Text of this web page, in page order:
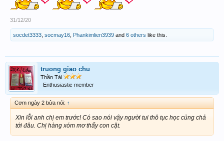
31/12/20
socdet3333 socmay16 Phankimlien3939 and 6 others like this.
truong giao chu
Thần Tài
Enthusiastic member
Cơm ngày 2 bửa nói: ↑
Xin lỗi anh chị em trước! Có sao nói vậy người tui thô tục học củng chả
tới đâu. Chị hàng xóm mơ thấy con cặt.